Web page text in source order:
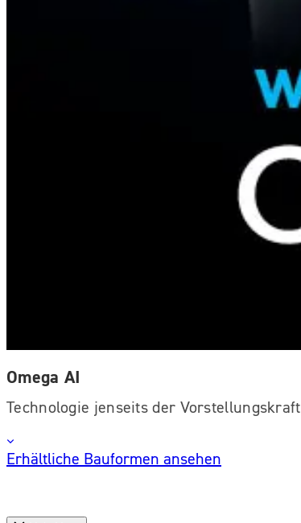
Omega AI
Technologie jenseits der Vorstellungskraft
Erhältliche Bauformen ansehen